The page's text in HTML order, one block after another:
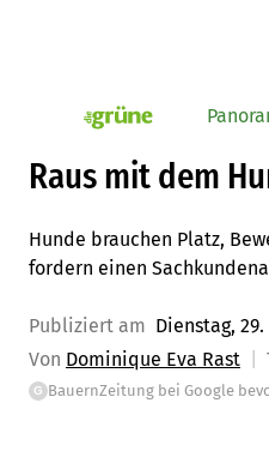
pv_die-grune-online
Raus mit dem
Hunde brauchen Platz,
fordern einen
Publiziert am Dienstag,
Von Dominique Eva Rast
G BauernZeitung bei Google